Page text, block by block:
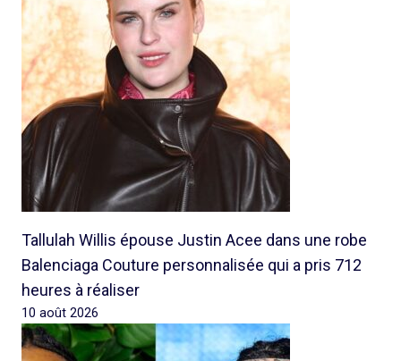
Tallulah Willis épouse Justin Acee dans une robe
Balenciaga Couture personnalisée qui a pris 712
heures à réaliser
10 août 2026